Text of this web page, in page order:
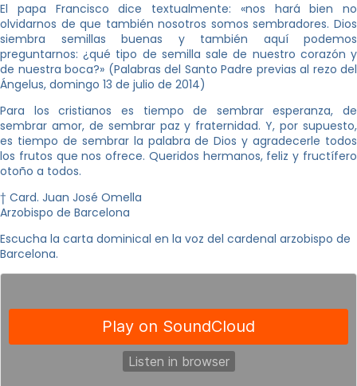
El papa Francisco dice textualmente: «nos hará bien no
olvidarnos de que también nosotros somos sembradores. Dios
siembra semillas buenas y también aquí podemos
preguntarnos: ¿qué tipo de semilla sale de nuestro corazón y
de nuestra boca?» (Palabras del Santo Padre previas al rezo del
Ángelus, domingo 13 de julio de 2014)
Para los cristianos es tiempo de sembrar esperanza, de
sembrar amor, de sembrar paz y fraternidad. Y, por supuesto,
es tiempo de sembrar la palabra de Dios y agradecerle todos
los frutos que nos ofrece. Queridos hermanos, feliz y fructífero
otoño a todos.
† Card. Juan José Omella
Arzobispo de Barcelona
Escucha la carta dominical en la voz del cardenal arzobispo de
Barcelona.